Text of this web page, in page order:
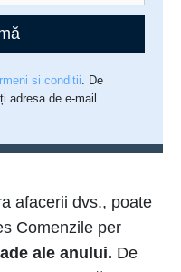
si conditii. De
adresa de e-mail.
afacerii dvs., poate
Comenzile per
ale anului. De